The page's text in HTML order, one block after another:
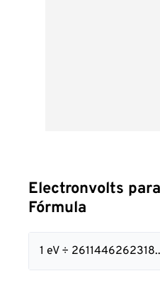
Electronvolts
Fórmula
1 eV ÷ 2611446262318..